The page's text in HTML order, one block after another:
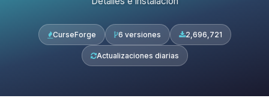
CurseForge 6 versiones 2,696,721
Actualizaciones diarias